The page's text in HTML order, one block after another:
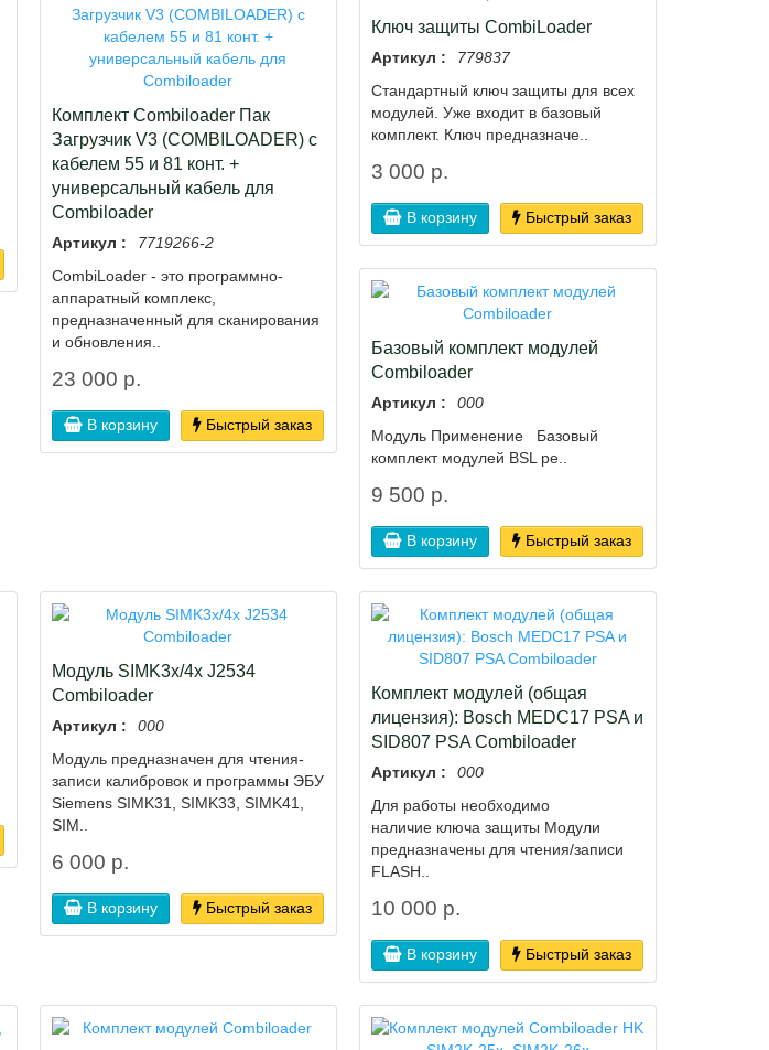
Комплект Combiloader Пак
Загрузчик V3 (COMBILOADER) с
кабелем 55 и 81 конт. +
универсальный кабель для
Combiloader
Артикул :
7719266-2
СombiLoader - это программно-
аппаратный комплекс,
предназначенный для сканирования
и обновления..
23 000 р.
В корзину Быстрый заказ
Ключ защиты CombiLoader
Артикул :
779837
Стандартный ключ защиты для всех
модулей. Уже входит в базовый
комплект. Ключ предназначе..
3 000 р.
В корзину Быстрый заказ
Базовый комплект модулей
Combiloader
Артикул :
000
Модуль Применение Базовый
комплект модулей BSL ре..
9 500 р.
В корзину Быстрый заказ
Модуль SIMK3x/4x J2534
Combiloader
Артикул :
000
Модуль предназначен для чтения-
записи калибровок и программы ЭБУ
Siemens SIMK31, SIMK33, SIMK41,
SIM..
6 000 р.
В корзину Быстрый заказ
Комплект модулей (общая
лицензия): Bosch MEDC17 PSA и
SID807 PSA Combiloader
Артикул :
000
Для работы необходимо
наличие ключа защиты Модули
предназначены для чтения/записи
FLASH..
10 000 р.
В корзину Быстрый заказ